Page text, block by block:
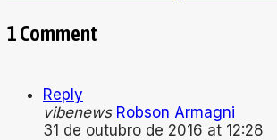
1 Comment
Reply
vibenews Robson Armagni
31 de outubro de 2016 at 12:28